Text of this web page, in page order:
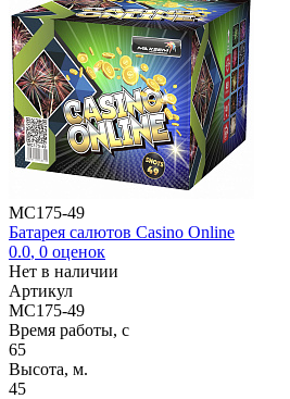
MC175-49
Батарея салютов Casino Online
0.0, 0 оценок
Нет в наличии
Артикул
MC175-49
Время работы, с
65
Высота, м.
45